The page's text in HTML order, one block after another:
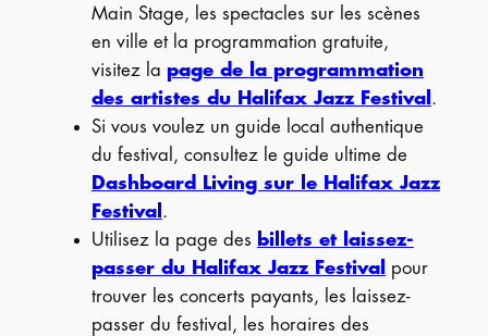
Main Stage, les spectacles sur les scènes
en ville et la programmation gratuite,
visitez la page de la programmation
des artistes du Halifax Jazz Festival .
Si vous voulez un guide local authentique
du festival, consultez le guide ultime de
Dashboard Living sur le Halifax Jazz
Festival .
Utilisez la page des billets et laissez-
passer du Halifax Jazz Festival
pour
trouver les concerts payants, les laissez-
passer du festival, les horaires des